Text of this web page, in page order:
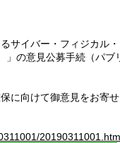
サイバー・フィジカル・
」の意見公募手続（パブ
に向けて御意見をお寄せ